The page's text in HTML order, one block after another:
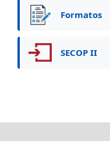
Formatos
SECOP II